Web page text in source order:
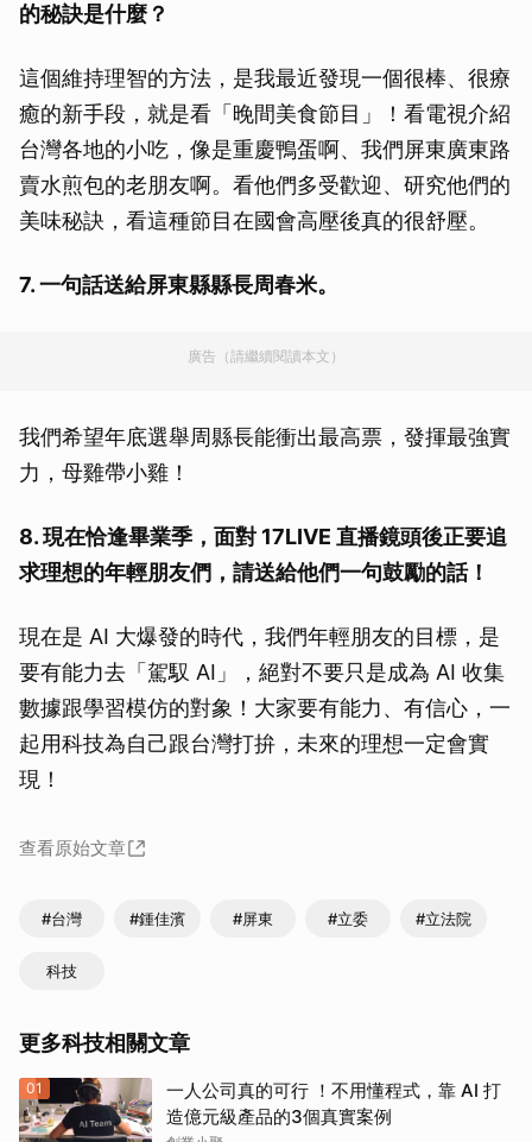
的秘訣是什麼？
這個維持理智的方法，是我最近發現一個很棒、很療
癒的新手段，就是看「晚間美食節目」！看電視介紹
台灣各地的小吃，像是重慶鴨蛋啊、我們屏東廣東路
賣水煎包的老朋友啊。看他們多受歡迎、研究他們的
美味秘訣，看這種節目在國會高壓後真的很舒壓。
7. 一句話送給屏東縣縣長周春米。
廣告（請繼續閱讀本文）
我們希望年底選舉周縣長能衝出最高票，發揮最強實
力，母雞帶小雞！
8. 現在恰逢畢業季，面對 17LIVE 直播鏡頭後正要追
求理想的年輕朋友們，請送給他們一句鼓勵的話！
現在是 AI 大爆發的時代，我們年輕朋友的目標，是
要有能力去「駕馭 AI」，絕對不要只是成為 AI 收集
數據跟學習模仿的對象！大家要有能力、有信心，一
起用科技為自己跟台灣打拚，未來的理想一定會實
現！
查看原始文章
#台灣 #鍾佳濱 #屏東 #立委 #立法院
科技
更多科技相關文章
01
一人公司真的可行 ！不用懂程式，靠 AI 打
造億元級產品的3個真實案例